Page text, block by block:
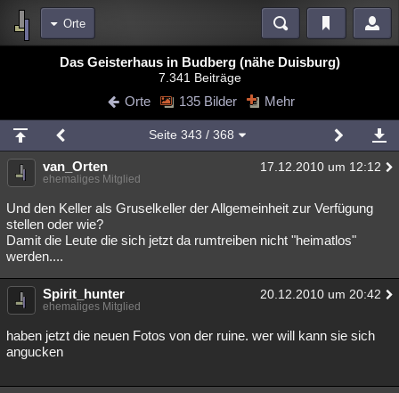
Orte
Blogs Videos
Chat Wiki Neuigkeiten
meine Rubriken
Menschen Wissenschaft Mystery Kriminalfälle
Spiritualität Verschwörungen Technologie Ufologie
Natur Umfragen Unterhaltung
Philosophie Träume Literatur
Astronomie Helpdesk Gruppen
Das Geisterhaus in Budberg (nähe Duisburg)
7.341 Beiträge
Orte 135 Bilder Mehr
Seite 343 / 368
van_Orten 17.12.2010 um 12:12
ehemaliges Mitglied
Und den Keller als Gruselkeller der Allgemeinheit zur Verfügung
stellen oder wie?
Damit die Leute die sich jetzt da rumtreiben nicht "heimatlos"
werden....
Spirit_hunter 20.12.2010 um 20:42
ehemaliges Mitglied
haben jetzt die neuen Fotos von der ruine. wer will kann sie sich
angucken